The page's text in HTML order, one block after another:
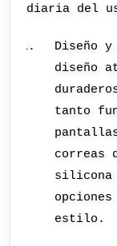
diaria del
Diseño
diseño
tanto
correas
silicona
estilo.